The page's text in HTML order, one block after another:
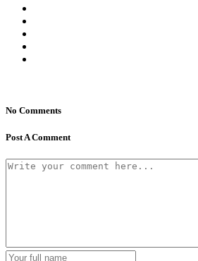
No Comments
Post A Comment